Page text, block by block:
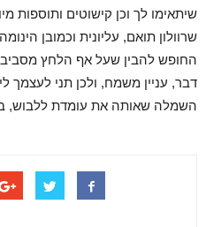
שיתאימו לך וכן קישוטים ותוספות
שרוולון תואם, עליונית וכמובן
החופש להבין שעל אף הלחץ
דבר, עניין משמח, ולכן תני לעצמך
השמלה שאותה את עומדת ללבוש,